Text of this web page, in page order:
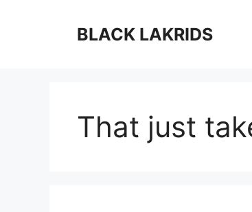
BLACK LAKRIDS
That just